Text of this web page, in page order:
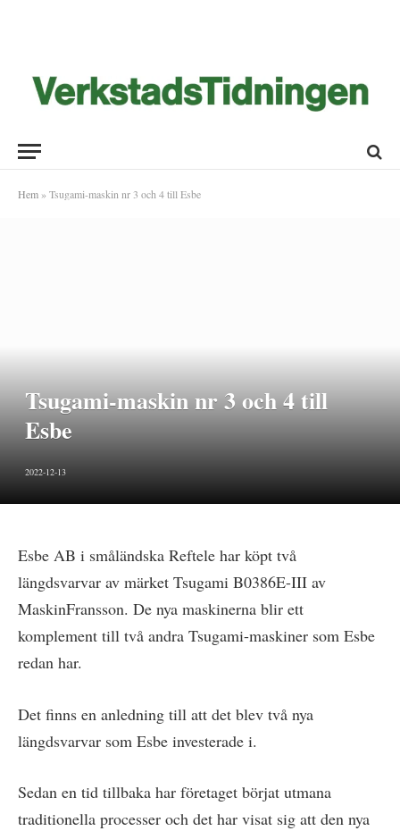
Hem » Tsugami-maskin nr 3 och 4 till Esbe
Tsugami-maskin nr 3 och 4 till
Esbe
2022-12-13
Esbe AB i småländska Reftele har köpt två
längdsvarvar av märket Tsugami B0386E-III av
MaskinFransson. De nya maskinerna blir ett
komplement till två andra Tsugami-maskiner som Esbe
redan har.
Det finns en anledning till att det blev två nya
längdsvarvar som Esbe investerade i.
Sedan en tid tillbaka har företaget börjat utmana
traditionella processer och det har visat sig att den nya